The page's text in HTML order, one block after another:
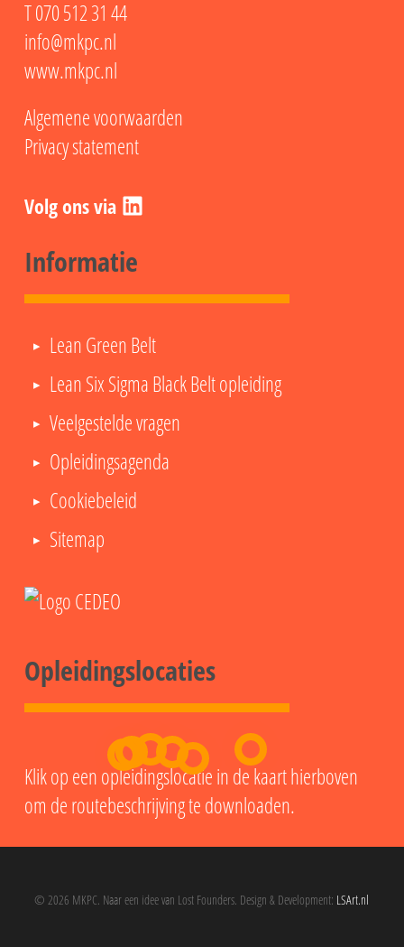
T070 512 31 44
info@mkpc.nl
www.mkpc.nl
Algemene voorwaarden
Privacy statement
Informatie
Lean Green Belt
Lean Six Sigma Black Belt opleiding
Veelgestelde vragen
Opleidingsagenda
Cookiebeleid
Sitemap
Opleidingslocaties
Klik op een opleidingslocatie in de kaart hierboven
om de routebeschrijving te downloaden.
© 2026 MKPC. Naar een idee van Lost Founders. Design & Development: LSArt.nl